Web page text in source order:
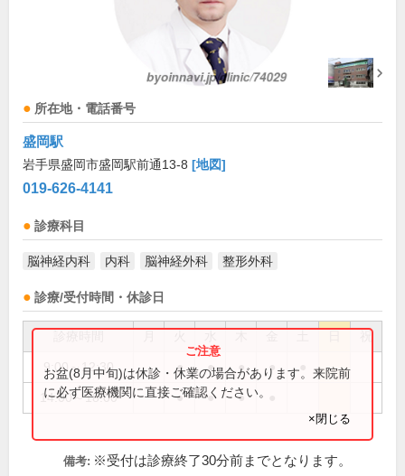
所在地・電話番号
盛岡駅
岩手県盛岡市盛岡駅前通13-8 [地図]
019-626-4141
診療科目
脳神経内科 内科 脳神経外科 整形外科
診療/受付時間・休診日
祝
9:00～12:30 ● ● ● ●
14:00～18:00 ● ● ●
お盆(8月中旬)は休診・休業の場合があります。来院前
に必ず医療機関に直接ご確認ください。
×閉じる
備考: ※受付は診療終了30分前までとなります。